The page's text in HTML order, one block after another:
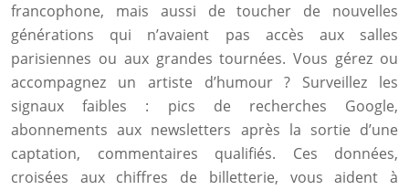
francophone, mais aussi de toucher de nouvelles
générations qui n’avaient pas accès aux salles
parisiennes ou aux grandes tournées. Vous gérez ou
accompagnez un artiste d’humour ? Surveillez les
signaux faibles : pics de recherches Google,
abonnements aux newsletters après la sortie d’une
captation, commentaires qualifiés. Ces données,
croisées aux chiffres de billetterie, vous aident à